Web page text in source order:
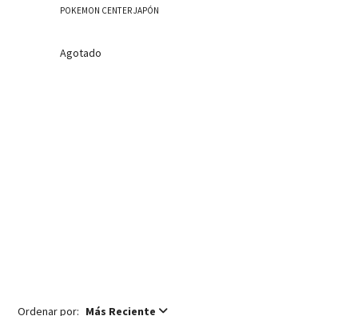
POKEMON CENTER JAPÓN
Agotado
Ordenar por: Más Reciente